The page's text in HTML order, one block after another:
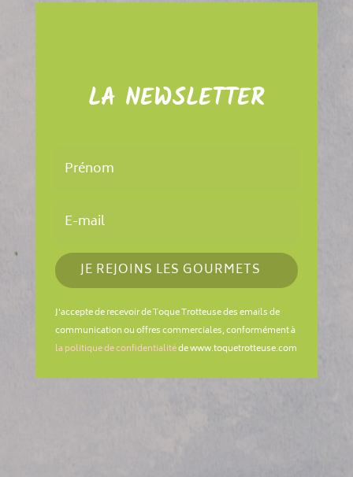
LA NEWSLETTER
JE REJOINS LES GOURMETS
J'accepte de recevoir de Toque Trotteuse des emails de
communication ou offres commerciales, conformément à
la politique de confidentialitéde www.toquetrotteuse.com